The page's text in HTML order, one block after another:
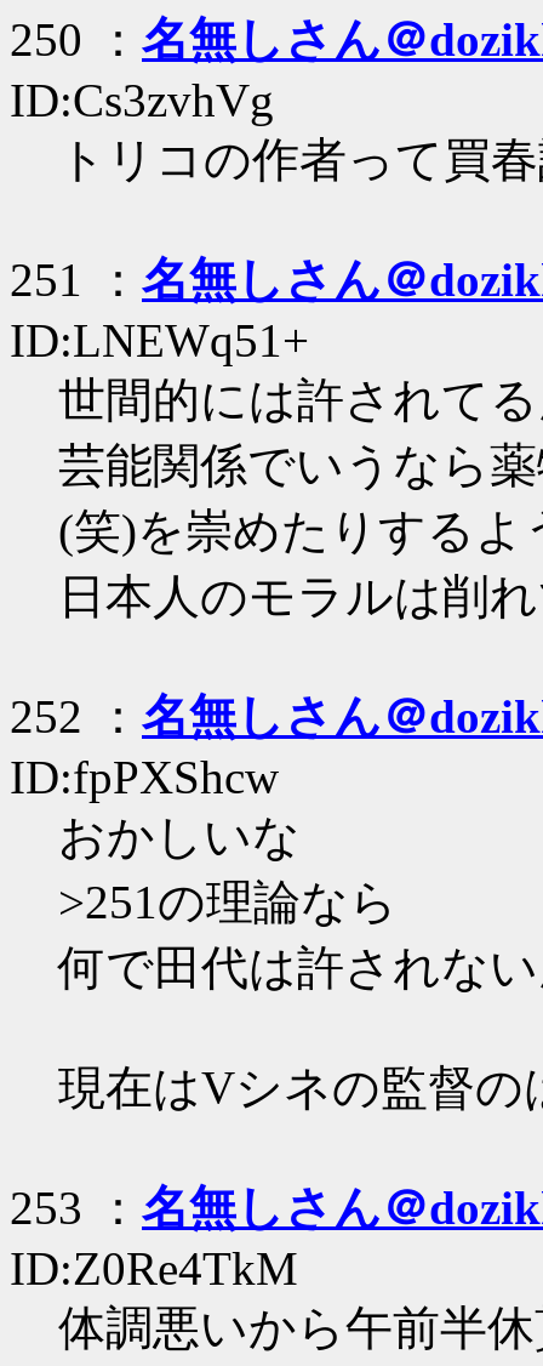
250 ： 名無しさん＠
ID:Cs3zvhVg
トリコの作者って買
251 ： 名無しさん＠
ID:LNEWq51+
世間的には許されて
芸能関係でいうなら
(笑)を崇めたりするよ
日本人のモラルは削
252 ： 名無しさん＠
ID:fpPXShcw
おかしいな
>251の理論なら
何で田代は許されな
現在はVシネの監督
253 ： 名無しさん＠
ID:Z0Re4TkM
体調悪いから午前半